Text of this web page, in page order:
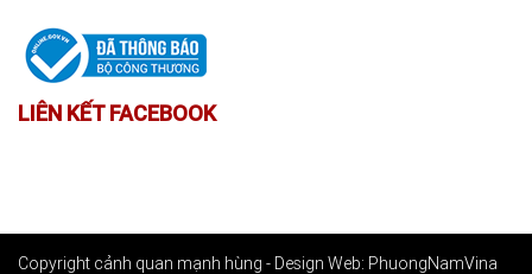
LIÊN KẾT FACEBOOK
Copyright cảnh quan mạnh hùng - Design Web: PhuongNamVina